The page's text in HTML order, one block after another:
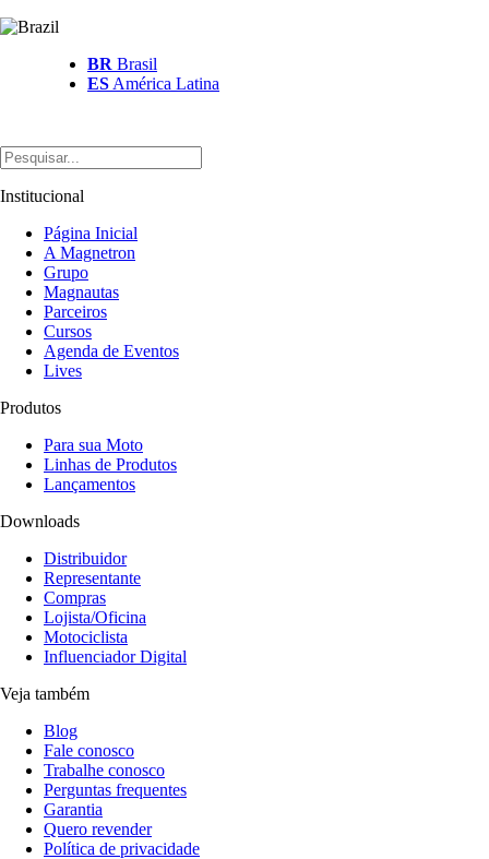
BR Brasil
ES América Latina
Institucional
Página Inicial
A Magnetron
Grupo
Magnautas
Parceiros
Cursos
Agenda de Eventos
Lives
Produtos
Para sua Moto
Linhas de Produtos
Lançamentos
Downloads
Distribuidor
Representante
Compras
Lojista/Oficina
Motociclista
Influenciador Digital
Veja também
Blog
Fale conosco
Trabalhe conosco
Perguntas frequentes
Garantia
Quero revender
Política de privacidade